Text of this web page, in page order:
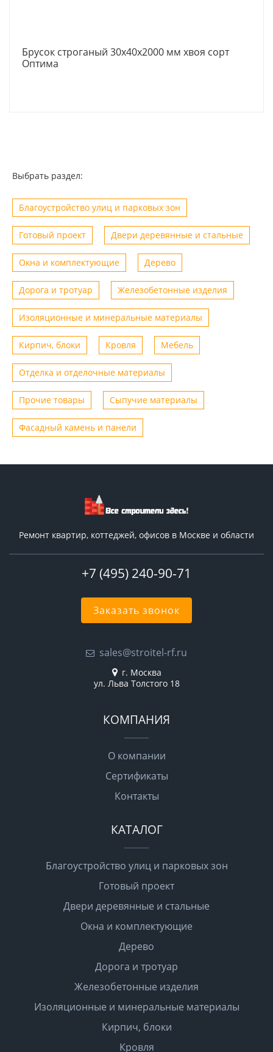
Брусок строганый 30х40х2000 мм хвоя сорт
Оптима
Выбрать раздел:
Благоустройство улиц и парковых зон
Готовый проект Двери деревянные и стальные
Окна и комплектующие Дерево
Дорога и тротуар Железобетонные изделия
Изоляционные и минеральные материалы
Кирпич, блоки Кровля Мебель
Отделка и отделочные материалы
Прочие товары Сыпучие материалы
Фасадный камень и панели
Ремонт квартир, коттеджей, офисов в Москве и области
+7 (495) 240-90-71
Заказать звонок
sales@stroitel-rf.ru
г. Москва
ул. Льва Толстого 18
КОМПАНИЯ
О компании
Сертификаты
Контакты
КАТАЛОГ
Благоустройство улиц и парковых зон
Готовый проект
Двери деревянные и стальные
Окна и комплектующие
Дерево
Дорога и тротуар
Железобетонные изделия
Изоляционные и минеральные материалы
Кирпич, блоки
Кровля